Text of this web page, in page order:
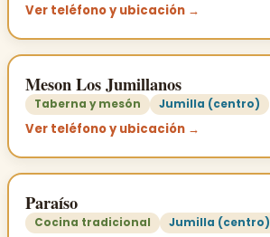
Ver teléfono y ubicación →
Meson Los Jumillanos
Taberna y mesón Jumilla (centro)
Ver teléfono y ubicación →
Paraíso
Cocina tradicional Jumilla (centro)